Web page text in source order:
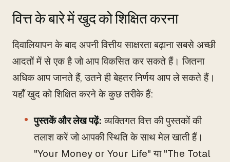
वित्त के बारे में खुद को शिक्षित करना
दिवालियापन के बाद अपनी वित्तीय साक्षरता बढ़ाना सबसे अच्छी
आदतों में से एक है जो आप विकसित कर सकते हैं। जितना
अधिक आप जानते हैं, उतने ही बेहतर निर्णय आप ले सकते हैं।
यहाँ खुद को शिक्षित करने के कुछ तरीके हैं:
पुस्तकें और लेख पढ़ें: व्यक्तिगत वित्त की पुस्तकों की
तलाश करें जो आपकी स्थिति के साथ मेल खाती हैं।
"Your Money or Your Life" या "The Total